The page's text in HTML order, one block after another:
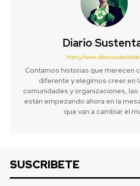
Diario
https://
Contamos historias que merecen
diferente y elegimos creer en
comunidades y organizaciones, las
están empezando ahora en la
que van a cambiar el
SUSCRIBETE